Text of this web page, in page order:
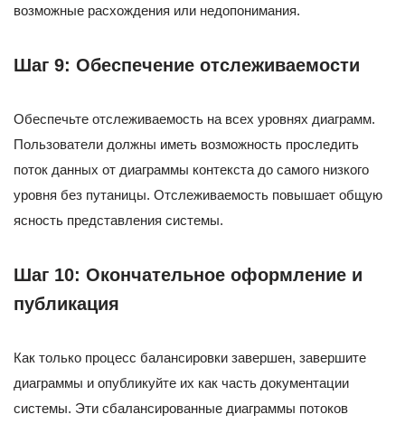
возможные расхождения или недопонимания.
Шаг 9: Обеспечение отслеживаемости
Обеспечьте отслеживаемость на всех уровнях диаграмм.
Пользователи должны иметь возможность проследить
поток данных от диаграммы контекста до самого низкого
уровня без путаницы. Отслеживаемость повышает общую
ясность представления системы.
Шаг 10: Окончательное оформление и
публикация
Как только процесс балансировки завершен, завершите
диаграммы и опубликуйте их как часть документации
системы. Эти сбалансированные диаграммы потоков